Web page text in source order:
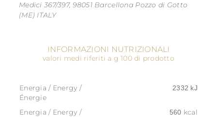
Medici 367/397, 98051 Barcellona Pozzo di Gotto
(ME) ITALY
INFORMAZIONI NUTRIZIONALI
valori medi riferiti a g 100 di prodotto
Energia / Energy /
Énergie
2332 kJ
Energia / Energy /
560 kcal